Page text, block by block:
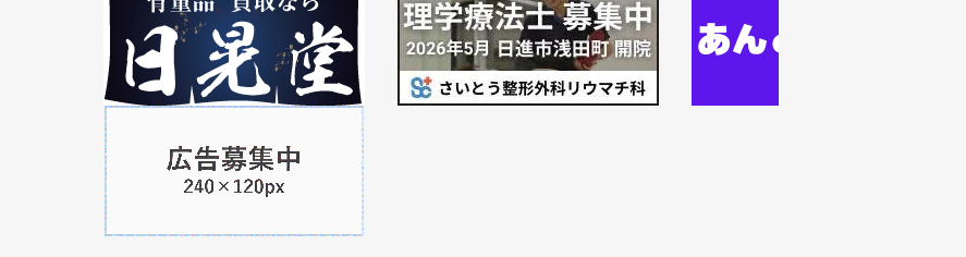
イ
ド
ド
の
ス
ラ
イ
ド
枚
目
の
ス
目
1
枚
目
の
ス